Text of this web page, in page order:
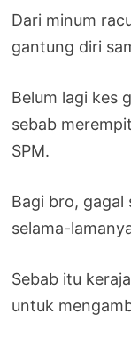
Dari minum
gantung diri
Belum lagi kes
sebab
SPM.
Bagi bro, gagal
selama-
Sebab itu
untuk